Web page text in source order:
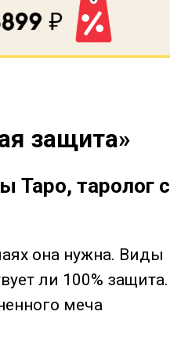
защита»
Таро, таролог с
она нужна. Виды
ли 100% защита.
меча